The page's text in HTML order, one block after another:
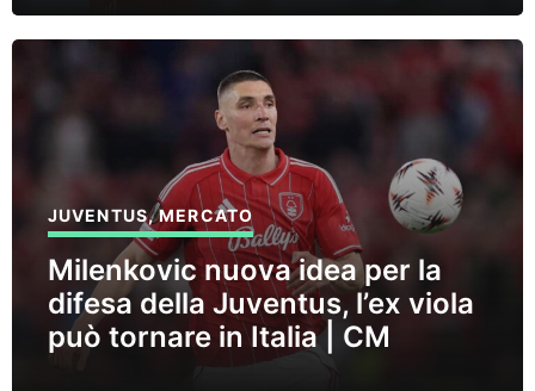
JUVENTUS,MERCATO
Milenkovic nuova idea per la
difesa della Juventus, l’ex viola
può tornare in Italia | CM